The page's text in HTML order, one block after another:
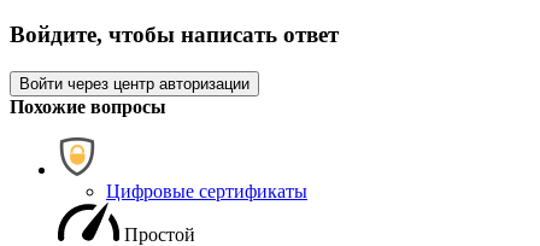
Войдите, чтобы написать ответ
Войти через центр авторизации
Похожие вопросы
Цифровые сертификаты
Простой